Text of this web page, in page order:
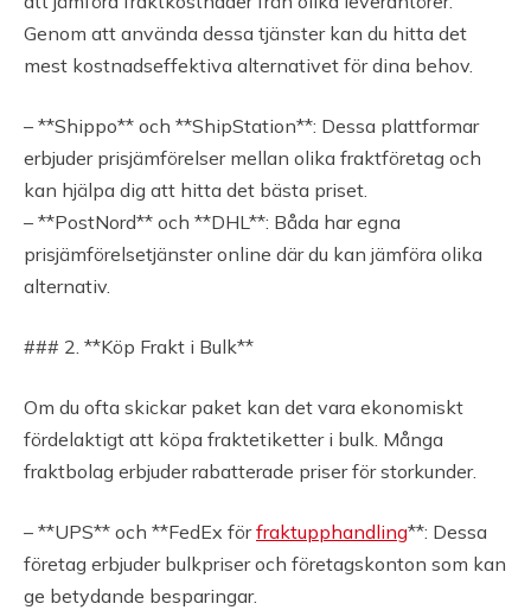
Genom att använda dessa tjänster kan du hitta det
mest kostnadseffektiva alternativet för dina behov.
– **Shippo** och **ShipStation**: Dessa plattformar
erbjuder prisjämförelser mellan olika fraktföretag och
kan hjälpa dig att hitta det bästa priset.
– **PostNord** och **DHL**: Båda har egna
prisjämförelsetjänster online där du kan jämföra olika
alternativ.
### 2. **Köp Frakt i Bulk**
Om du ofta skickar paket kan det vara ekonomiskt
fördelaktigt att köpa fraktetiketter i bulk. Många
fraktbolag erbjuder rabatterade priser för storkunder.
– **UPS** och **FedEx förfraktupphandling**: Dessa
företag erbjuder bulkpriser och företagskonton som kan
ge betydande besparingar.